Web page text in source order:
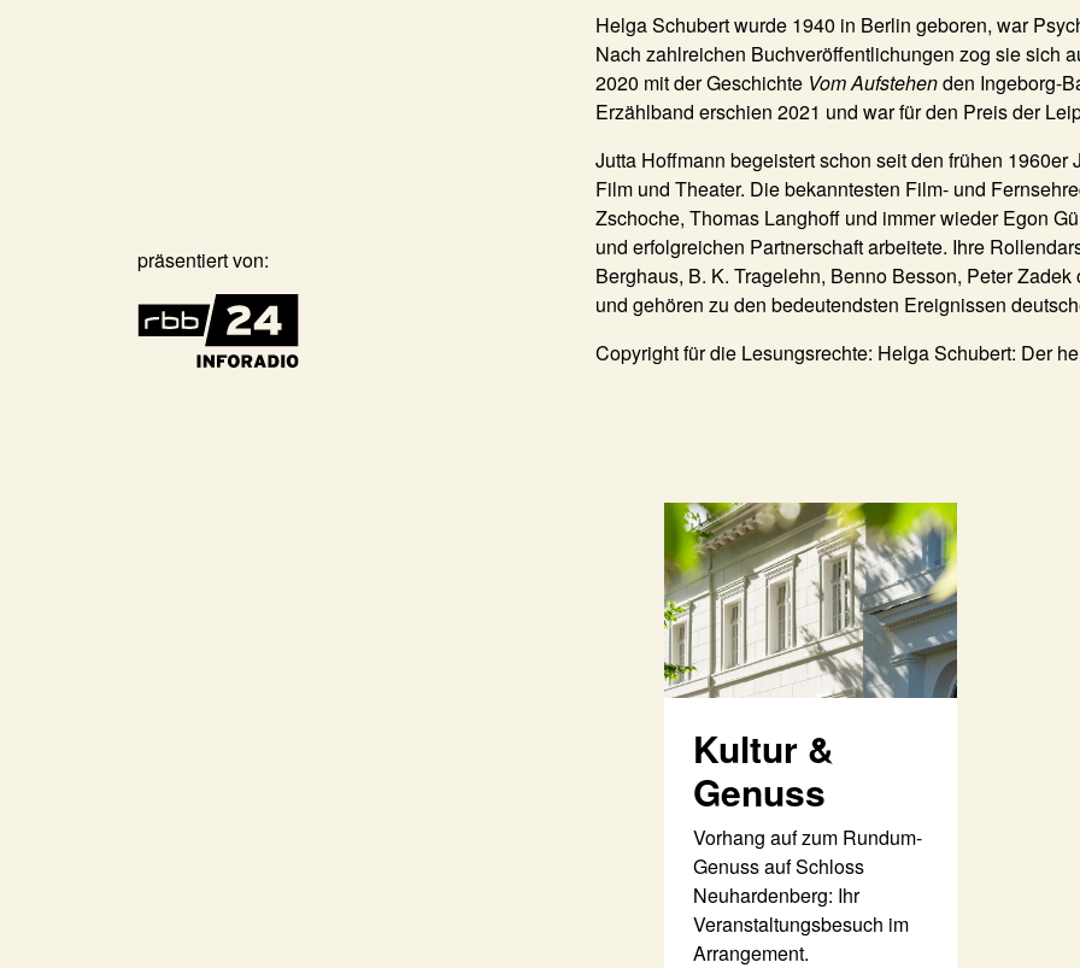
präsentiert von:
Helga Schubert wurde 1940 in Berlin geboren, war
Nach zahlreichen Buchveröffentlichungen zog sie sich
2020 mit der Geschichte Vom Aufstehenden Ingeborg-
Erzählband erschien 2021 und war für den Preis der
Jutta Hoffmann begeistert schon seit den frühen
Film und Theater. Die bekanntesten Film- und
Zschoche, Thomas Langhoff und immer wieder Egon
und erfolgreichen Partnerschaft arbeitete. Ihre
Berghaus, B. K. Tragelehn, Benno Besson, Peter
und gehören zu den bedeutendsten Ereignissen
Copyright für die Lesungsrechte: Helga Schubert: Der
Kultur &
Genuss
Vorhang auf zum Rundum-
Genuss auf Schloss
Neuhardenberg: Ihr
Veranstaltungsbesuch im
Arrangement.